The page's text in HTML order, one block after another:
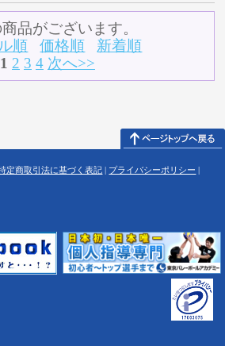
品がございます。
順
価格順
新着順
1 2 3 4 次へ>>
定商取引法に基づく表記 | プライバシーポリシー |